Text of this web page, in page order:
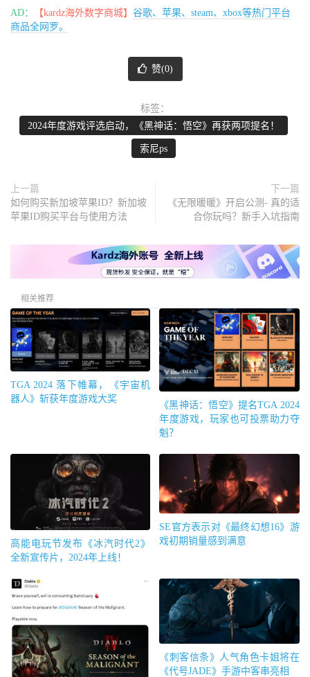
AD： 【kardz海外数字商城】 谷歌、苹果、steam、xbox等热门平台
商品全网罗。
赞(0)
标签：
2024年度游戏评选启动，《黑神话：悟空》再获两项提名！
索尼ps
上一篇
如何购买新加坡苹果ID？新加坡
苹果ID购买平台与使用方法
下一篇
《无限暖暖》开启公测- 真的适
合你玩吗？新手入坑指南
相关推荐
TGA 2024 落下帷幕，《宇宙机
器人》斩获年度游戏大奖
《黑神话：悟空》提名TGA 2024
年度游戏，玩家也可投票助力夺
魁？
高能电玩节发布《冰汽时代2》
全新宣传片，2024年上线！
SE官方表示对《最终幻想16》游
戏初期销量感到满意
《刺客信条》人气角色卡姐将在
《代号JADE》手游中客串亮相